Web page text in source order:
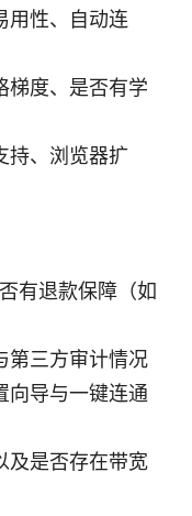
用性、自动连
梯度、是否有学
持、浏览器扩
有退款保障（如
第三方审计情况
向导与一键连通
及是否存在带宽